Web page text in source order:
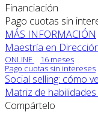
Financiación
Pago cuotas sin
MÁS INFORMACIÓN
Maestría en
ONLINE
16 meses
Pago cuotas sin intereses
Social selling: cómo
Matriz de
Compártelo